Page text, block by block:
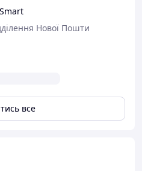
Нової Пошти
все